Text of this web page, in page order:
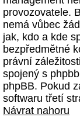
provozovatele.
nemá vůbec
jak, kdo a kde
bezpředmětné
právní
spojený s
phpBB. Pokud
softwaru třetí
Návrat nahoru